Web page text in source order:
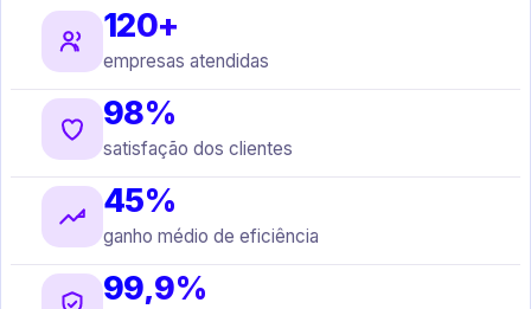
120+
empresas atendidas
98%
satisfação dos clientes
45%
ganho médio de eficiência
99,9%